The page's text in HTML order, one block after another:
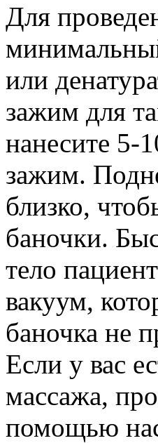
Для
или
зажим для
нанесите 5-
зажим.
близко,
баночки.
тело
вакуум,
баночка не
Если у вас
массажа,
помощью